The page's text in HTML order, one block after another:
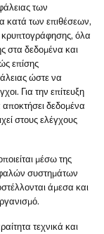
των
κατά των επιθέσεων,
κρυπτογράφησης, όλα
στα δεδομένα και
επίσης
ώστε να
Για την επίτευξη
δεδομένα
στους ελέγχους
μέσω της
συστημάτων
άμεσα και
τεχνικά και